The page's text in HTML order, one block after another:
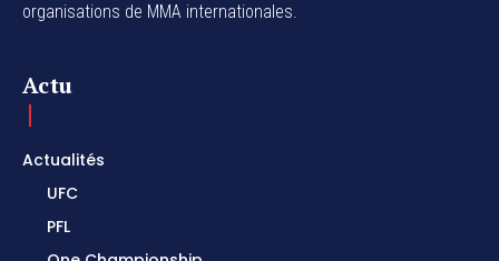
organisations de MMA internationales.
Actu
Actualités
UFC
PFL